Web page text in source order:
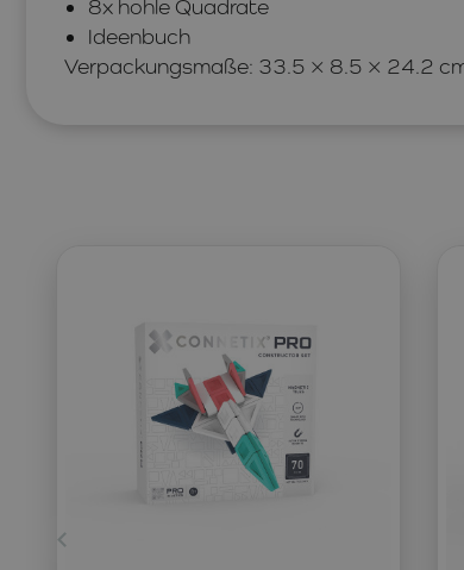
8x hohle Quadrate
Ideenbuch
Verpackungsmaße: 33.5 × 8.5 × 24.2